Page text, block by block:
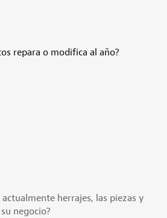
repara o modifica al año?
herrajes, las piezas y
negocio?